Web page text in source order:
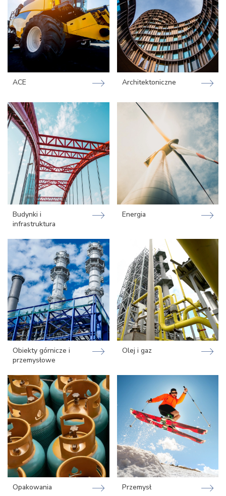
ACE Architektoniczne
Budynki i
infrastruktura
Energia
Obiekty górnicze i
przemysłowe
Olej i gaz
Opakowania Przemysł